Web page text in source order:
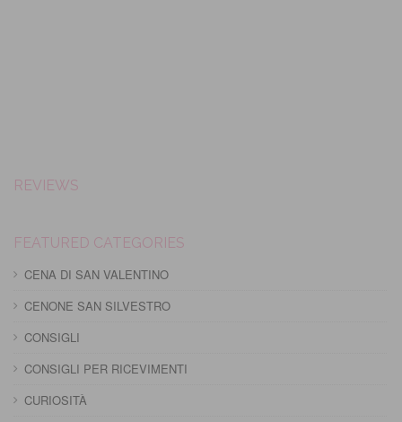
REVIEWS
FEATURED CATEGORIES
CENA DI SAN VALENTINO
CENONE SAN SILVESTRO
CONSIGLI
CONSIGLI PER RICEVIMENTI
CURIOSITÀ